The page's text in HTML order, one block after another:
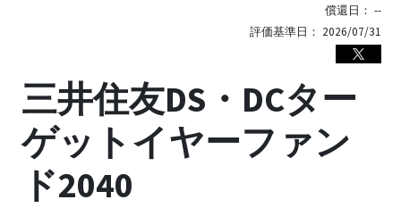
償還日： --
評価基準日： 2026/07/31
三井住友DS・DCター
ゲットイヤーファン
ド2040